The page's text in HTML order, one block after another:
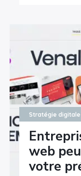
Stratégie digitale
web
votre